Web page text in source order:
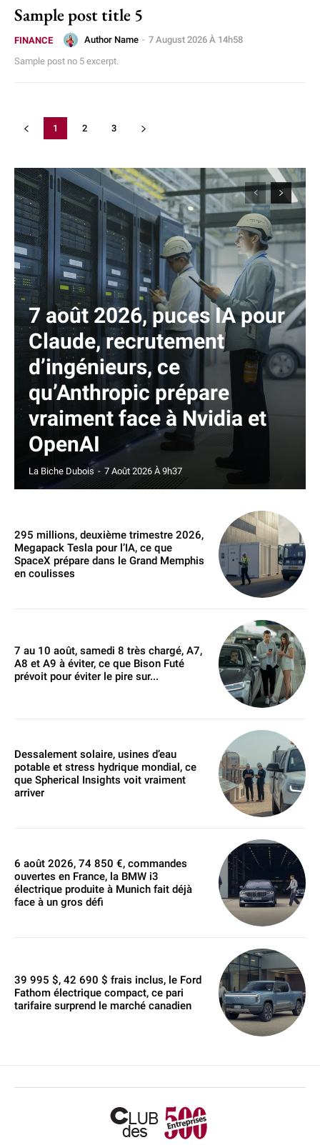
Sample post title 5
FINANCE Author Name - 7 August 2026 À 14h58
Sample post no 5 excerpt.
1 2 3
7 août 2026, puces IA pour
Claude, recrutement
d’ingénieurs, ce
qu’Anthropic prépare
vraiment face à Nvidia et
OpenAI
La Biche Dubois - 7 Août 2026 À 9h37
295 millions, deuxième trimestre 2026,
Megapack Tesla pour l’IA, ce que
SpaceX prépare dans le Grand Memphis
en coulisses
7 au 10 août, samedi 8 très chargé, A7,
A8 et A9 à éviter, ce que Bison Futé
prévoit pour éviter le pire sur...
Dessalement solaire, usines d’eau
potable et stress hydrique mondial, ce
que Spherical Insights voit vraiment
arriver
6 août 2026, 74 850 €, commandes
ouvertes en France, la BMW i3
électrique produite à Munich fait déjà
face à un gros défi
39 995 $, 42 690 $ frais inclus, le Ford
Fathom électrique compact, ce pari
tarifaire surprend le marché canadien